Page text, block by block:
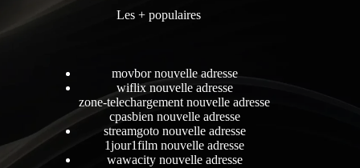
Les + populaires
movbor nouvelle adresse
wiflix nouvelle adresse
zone-telechargement nouvelle adresse
cpasbien nouvelle adresse
streamgoto nouvelle adresse
1jour1film nouvelle adresse
wawacity nouvelle adresse